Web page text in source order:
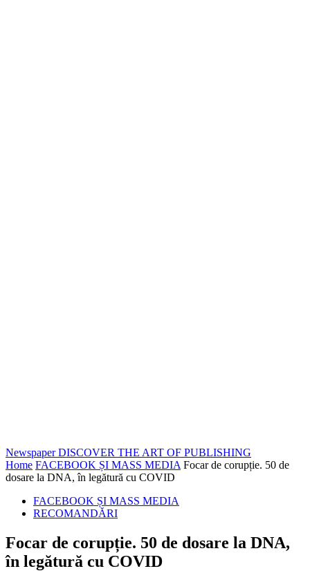
Newspaper DISCOVER THE ART OF PUBLISHING
Home FACEBOOK ȘI MASS MEDIA Focar de corupție. 50 de
dosare la DNA, în legătură cu COVID
FACEBOOK ȘI MASS MEDIA
RECOMANDĂRI
Focar de corupție. 50 de dosare la DNA,
în legătură cu COVID